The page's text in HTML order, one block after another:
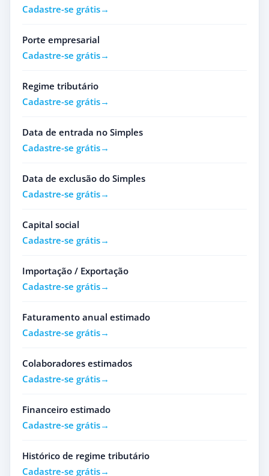
Cadastre-se grátis
Porte empresarial
Cadastre-se grátis
Regime tributário
Cadastre-se grátis
Data de entrada no Simples
Cadastre-se grátis
Data de exclusão do Simples
Cadastre-se grátis
Capital social
Cadastre-se grátis
Importação / Exportação
Cadastre-se grátis
Faturamento anual estimado
Cadastre-se grátis
Colaboradores estimados
Cadastre-se grátis
Financeiro estimado
Cadastre-se grátis
Histórico de regime tributário
Cadastre-se grátis